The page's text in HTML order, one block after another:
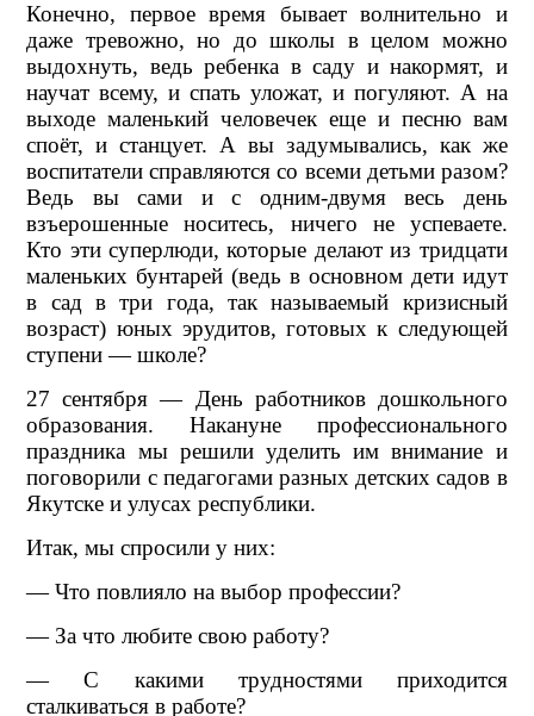
Конечно, первое время бывает волнительно и
даже тревожно, но до школы в целом можно
выдохнуть, ведь ребенка в саду и накормят, и
научат всему, и спать уложат, и погуляют. А на
выходе маленький человечек еще и песню вам
споёт, и станцует. А вы задумывались, как же
воспитатели справляются со всеми детьми разом?
Ведь вы сами и с одним-двумя весь день
взъерошенные носитесь, ничего не успеваете.
Кто эти суперлюди, которые делают из тридцати
маленьких бунтарей (ведь в основном дети идут
в сад в три года, так называемый кризисный
возраст) юных эрудитов, готовых к следующей
ступени — школе?
27 сентября — День работников дошкольного
образования. Накануне профессионального
праздника мы решили уделить им внимание и
поговорили с педагогами разных детских садов в
Якутске и улусах республики.
Итак, мы спросили у них:
— Что повлияло на выбор профессии?
— За что любите свою работу?
— С какими трудностями приходится
сталкиваться в работе?